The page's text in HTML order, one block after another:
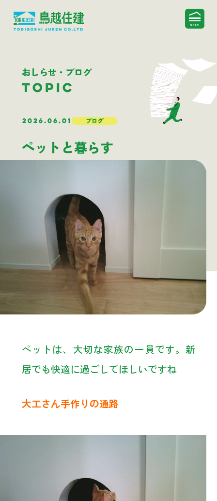
おしらせ・ブログ
TOPIC
2026.06.01 ブログ
ペットと暮らす
ペットは、大切な家族の一員です。新
居でも快適に過ごしてほしいですね
大工さん手作りの通路